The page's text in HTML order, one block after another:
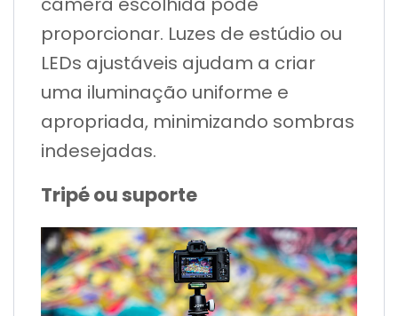
proporcionar. Luzes de estúdio ou
LEDs ajustáveis ​​ajudam a criar
uma iluminação uniforme e
apropriada, minimizando sombras
indesejadas.
Tripé ou suporte